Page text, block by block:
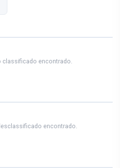
classificado encontrado.
encontrado.